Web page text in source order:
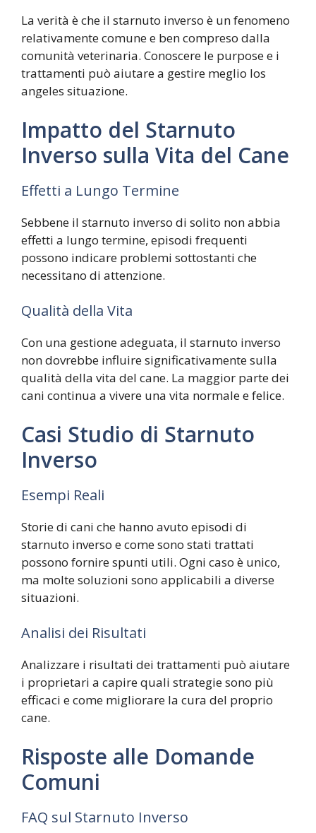
La verità è che il starnuto inverso è un fenomeno
relativamente comune e ben compreso dalla
comunità veterinaria. Conoscere le purpose e i
trattamenti può aiutare a gestire meglio los
angeles situazione.
Impatto del Starnuto
Inverso sulla Vita del Cane
Effetti a Lungo Termine
Sebbene il starnuto inverso di solito non abbia
effetti a lungo termine, episodi frequenti
possono indicare problemi sottostanti che
necessitano di attenzione.
Qualità della Vita
Con una gestione adeguata, il starnuto inverso
non dovrebbe influire significativamente sulla
qualità della vita del cane. La maggior parte dei
cani continua a vivere una vita normale e felice.
Casi Studio di Starnuto
Inverso
Esempi Reali
Storie di cani che hanno avuto episodi di
starnuto inverso e come sono stati trattati
possono fornire spunti utili. Ogni caso è unico,
ma molte soluzioni sono applicabili a diverse
situazioni.
Analisi dei Risultati
Analizzare i risultati dei trattamenti può aiutare
i proprietari a capire quali strategie sono più
efficaci e come migliorare la cura del proprio
cane.
Risposte alle Domande
Comuni
FAQ sul Starnuto Inverso